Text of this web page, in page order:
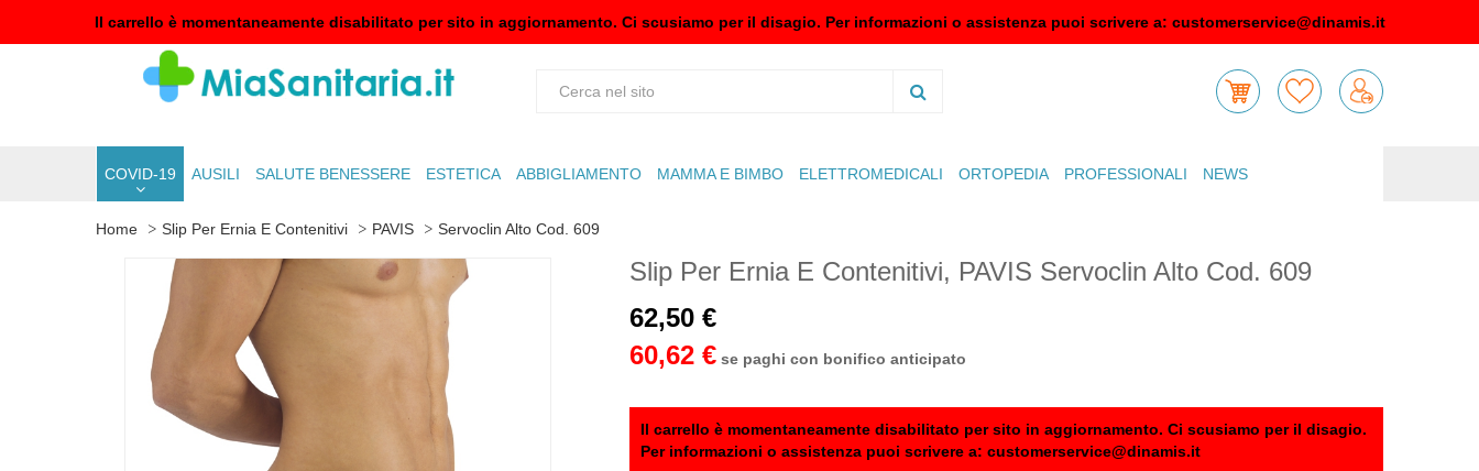
Il carrello è momentaneamente disabilitato per sito in aggiornamento. Ci scusiamo per il disagio. Per informazioni o assistenza puoi scrivere a: customerservice@dinamis.it
COVID-19 AUSILI SALUTE BENESSERE ESTETICA ABBIGLIAMENTO MAMMA E BIMBO ELETTROMEDICALI ORTOPEDIA PROFESSIONALI NEWS
Home Slip Per Ernia E Contenitivi PAVIS Servoclin Alto Cod. 609
Slip Per Ernia E Contenitivi, PAVIS Servoclin Alto Cod. 609
62,50 €
60,62 € se paghi con bonifico anticipato
Il carrello è momentaneamente disabilitato per sito in aggiornamento. Ci scusiamo per il disagio.
Per informazioni o assistenza puoi scrivere a: customerservice@dinamis.it